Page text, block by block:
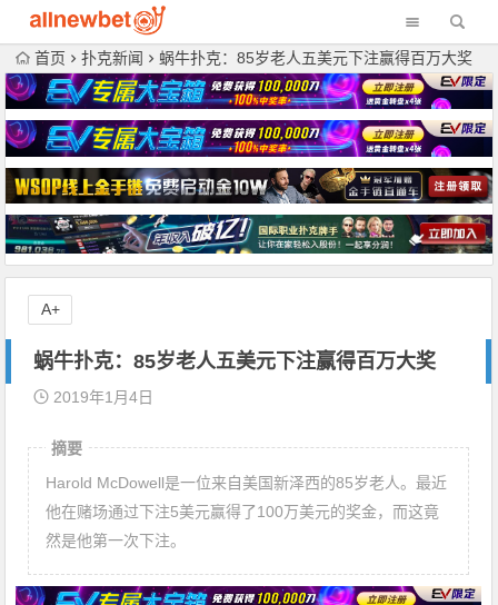
首页 扑克新闻 蜗牛扑克：85岁老人五美元下注赢得百万大奖
蜗牛扑克：85岁老人五美元下注赢得百万大奖
2019年1月4日
摘要
Harold McDowell是一位来自美国新泽西的85岁老人。最近
他在赌场通过下注5美元赢得了100万美元的奖金，而这竟
然是他第一次下注。
A+